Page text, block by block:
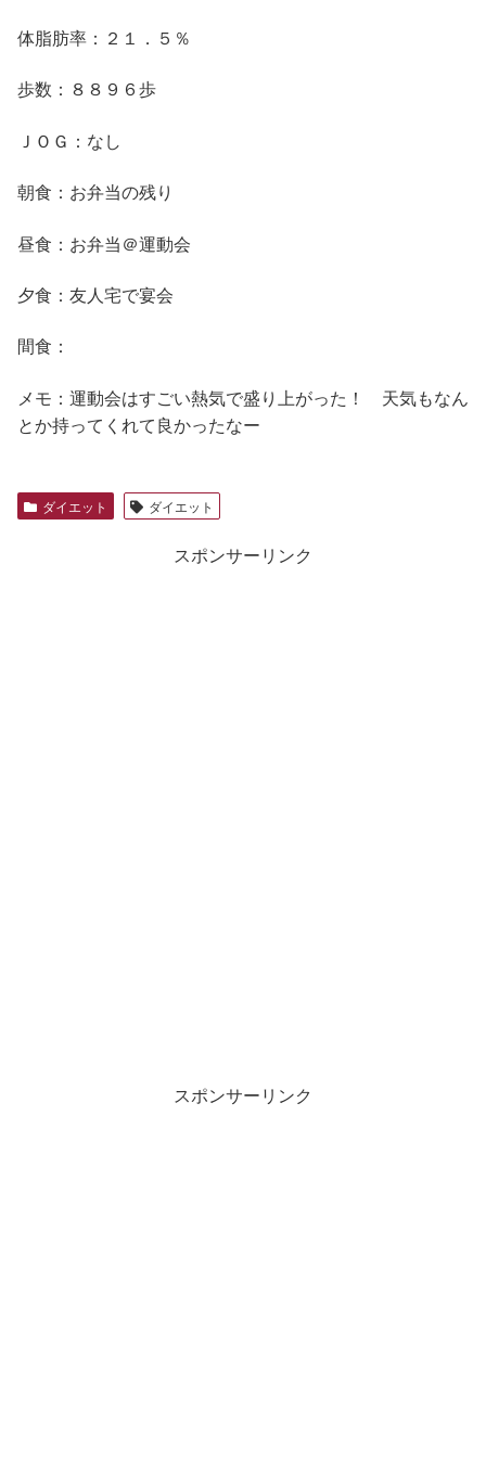
体脂肪率：２１．５％
歩数：８８９６歩
ＪＯＧ：なし
朝食：お弁当の残り
昼食：お弁当＠運動会
夕食：友人宅で宴会
間食：
メモ：運動会はすごい熱気で盛り上がった！ 天気もなん
とか持ってくれて良かったなー
ダイエット ダイエット
スポンサーリンク
スポンサーリンク